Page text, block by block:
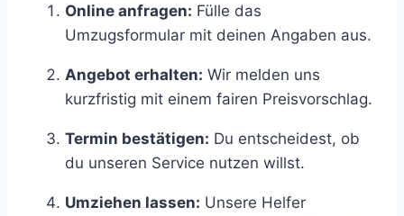
Online anfragen: Fülle das
Umzugsformular mit deinen Angaben aus.
Angebot erhalten: Wir melden uns
kurzfristig mit einem fairen Preisvorschlag.
Termin bestätigen: Du entscheidest, ob
du unseren Service nutzen willst.
Umziehen lassen: Unsere Helfer